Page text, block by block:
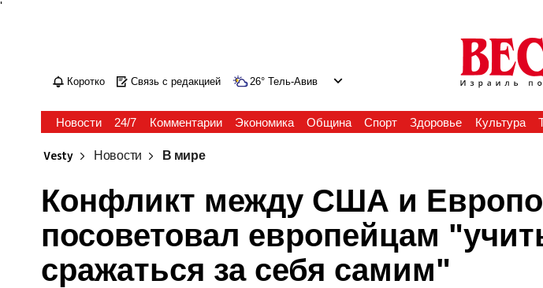
'
Коротко Связь с редакцией 26° Тель-Авив
Новости 24/7 Комментарии Экономика Община Спорт Здоровье Культура
Vesty Новости В мире
Конфликт между США и
посоветовал европейцам
сражаться за себя самим"